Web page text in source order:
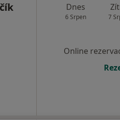
Dnes
6 Srpen 7
Online